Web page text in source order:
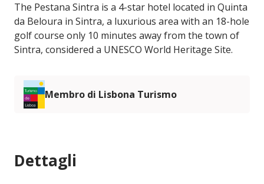
The Pestana Sintra is a 4-star hotel located in Quinta
da Beloura in Sintra, a luxurious area with an 18-hole
golf course only 10 minutes away from the town of
Sintra, considered a UNESCO World Heritage Site.
Membro di Lisbona Turismo
Dettagli